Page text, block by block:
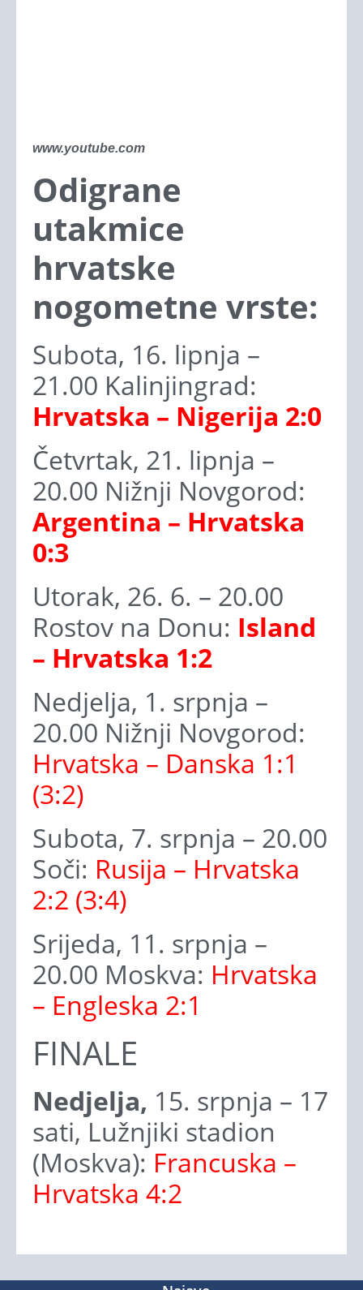
www.youtube.com
Odigrane
utakmice
hrvatske
nogometne vrste:
Subota, 16. lipnja –
21.00 Kalinjingrad:
Hrvatska – Nigerija 2:0
Četvrtak, 21. lipnja –
20.00 Nižnji Novgorod:
Argentina – Hrvatska
0:3
Utorak, 26. 6. – 20.00
Rostov na Donu: Island
– Hrvatska 1:2
Nedjelja, 1. srpnja –
20.00 Nižnji Novgorod:
Hrvatska – Danska 1:1
(3:2)
Subota, 7. srpnja – 20.00
Soči: Rusija – Hrvatska
2:2 (3:4)
Srijeda, 11. srpnja –
20.00 Moskva: Hrvatska
– Engleska 2:1
FINALE
Nedjelja, 15. srpnja – 17
sati, Lužnjiki stadion
(Moskva): Francuska –
Hrvatska 4:2